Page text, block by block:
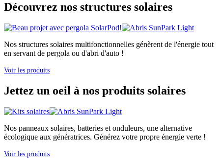
Découvrez nos structures solaires
Nos structures solaires multifonctionnelles génèrent de l'énergie tout
en servant de pergola ou d'abri d'auto !
Voir les produits
Jettez un oeil à nos produits solaires
Nos panneaux solaires, batteries et onduleurs, une alternative
écologique aux génératrices. Générez votre propre énergie verte !
Voir les produits